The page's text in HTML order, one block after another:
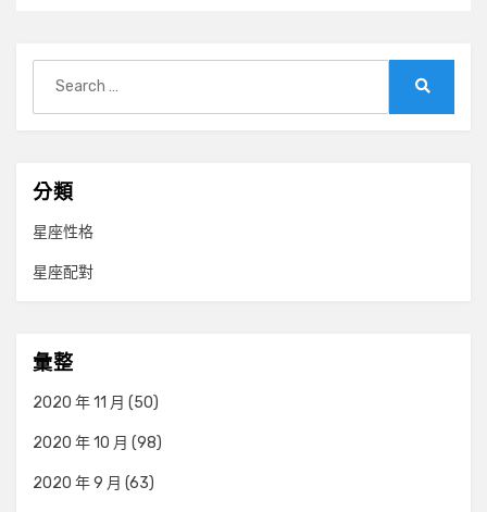
for:
分類
星座性格
星座配對
彙整
2020 年 11 月 (50)
2020 年 10 月 (98)
2020 年 9 月 (63)